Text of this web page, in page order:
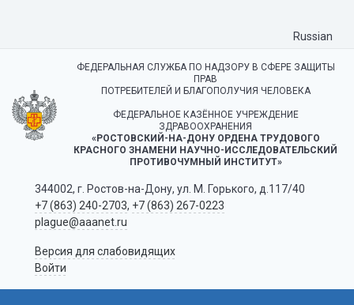
Russian
ФЕДЕРАЛЬНАЯ СЛУЖБА ПО НАДЗОРУ В СФЕРЕ ЗАЩИТЫ
ПРАВ
ПОТРЕБИТЕЛЕЙ И БЛАГОПОЛУЧИЯ ЧЕЛОВЕКА
ФЕДЕРАЛЬНОЕ КАЗЁННОЕ УЧРЕЖДЕНИЕ
ЗДРАВООХРАНЕНИЯ
«РОСТОВСКИЙ-НА-ДОНУ ОРДЕНА ТРУДОВОГО
КРАСНОГО ЗНАМЕНИ НАУЧНО-ИССЛЕДОВАТЕЛЬСКИЙ
ПРОТИВОЧУМНЫЙ ИНСТИТУТ»
344002, г. Ростов-на-Дону, ул. М. Горького, д.117/40
+7 (863) 240-2703, +7 (863) 267-0223
plague@aaanet.ru
Версия для слабовидящих
Войти